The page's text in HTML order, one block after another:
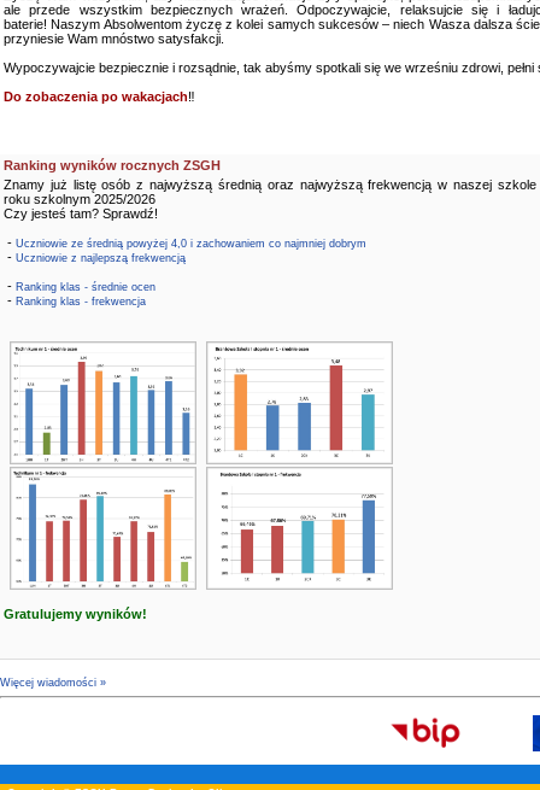
ale przede wszystkim bezpiecznych wrażeń. Odpoczywajcie, relaksujcie się i
baterie! Naszym Absolwentom życzę z kolei samych sukcesów – niech Wasza dalsza
przyniesie Wam mnóstwo satysfakcji.
Wypoczywajcie bezpiecznie i rozsądnie, tak abyśmy spotkali się we wrześniu zdrowi, pełni
Do zobaczenia po wakacjach‼️
Ranking wyników rocznych ZSGH
Znamy już listę osób z najwyższą średnią oraz najwyższą frekwencją w naszej szkole
roku szkolnym 2025/2026
Czy jesteś tam? Sprawdź!
- Uczniowie ze średnią powyżej 4,0 i zachowaniem co najmniej dobrym
- Uczniowie z najlepszą frekwencją
- Ranking klas - średnie ocen
- Ranking klas - frekwencja
Gratulujemy wyników!
Więcej wiadomości »